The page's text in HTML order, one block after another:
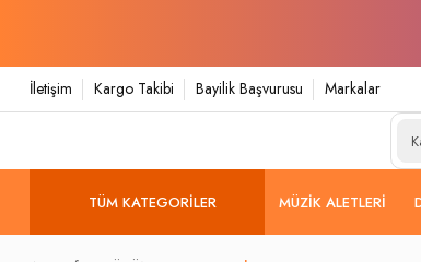
İletişim Kargo Takibi Bayilik Başvurusu Markalar
TÜM KATEGORILER MÜZIK ALETLERI